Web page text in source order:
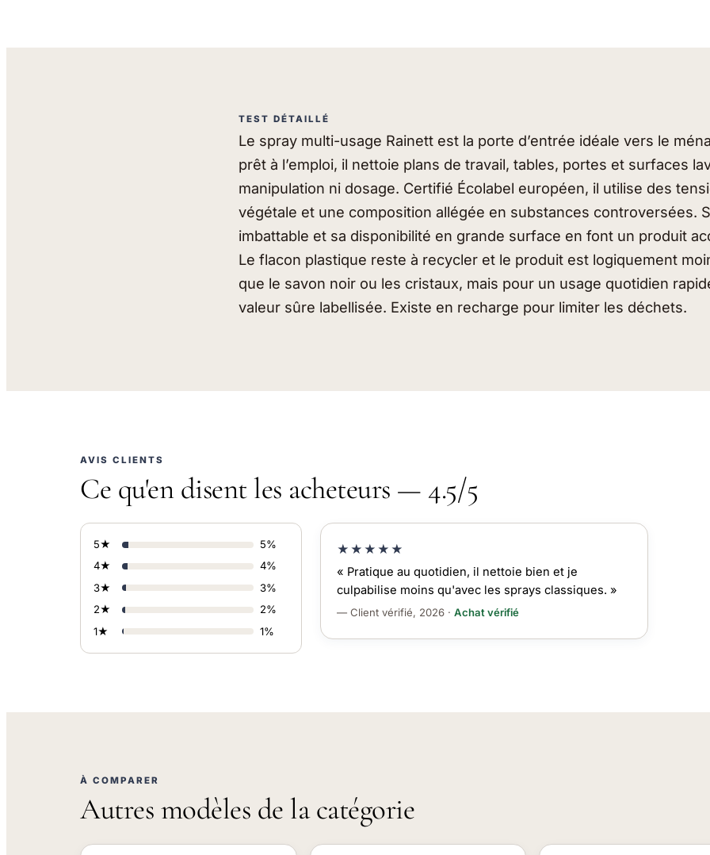
TEST DÉTAILLÉ
Le spray multi-usage Rainett est la porte d’entrée idéale vers le
prêt à l’emploi, il nettoie plans de travail, tables, portes et surfaces
manipulation ni dosage. Certifié Écolabel européen, il utilise des
végétale et une composition allégée en substances controversées.
imbattable et sa disponibilité en grande surface en font un produit
Le flacon plastique reste à recycler et le produit est logiquement
que le savon noir ou les cristaux, mais pour un usage quotidien
valeur sûre labellisée. Existe en recharge pour limiter les déchets.
AVIS CLIENTS
Ce qu'en disent les acheteurs — 4.5/5
5★
5%
4★
4%
3★
3%
2★
2%
1★
1%
★★★★★
« Pratique au quotidien, il nettoie bien et je
culpabilise moins qu'avec les sprays classiques. »
— Client vérifié, 2026 ·Achat vérifié
À COMPARER
Autres modèles de la catégorie